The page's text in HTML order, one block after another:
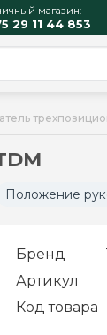
магазин:
29 11 44 853
Положение
Бренд
Артикул
Код товара